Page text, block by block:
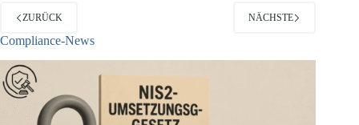
ZURÜCK
Compliance-News